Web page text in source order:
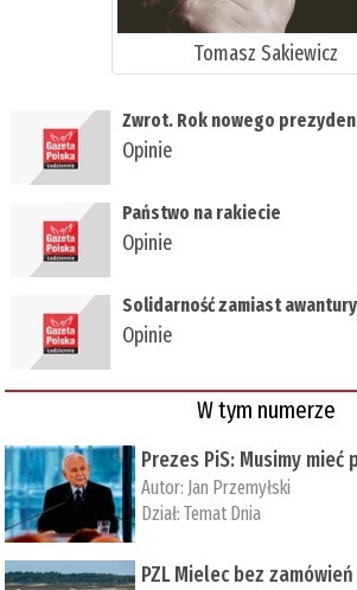
Tomasz Sakiewicz
Zwrot. Rok nowego
Opinie
Państwo na rakiecie
Opinie
Solidarność zamiast awantury
Opinie
W tym numerze
Prezes PiS: Musimy
Autor: Jan Przemyłski
Dział:Temat Dnia
PZL Mielec bez zamówień